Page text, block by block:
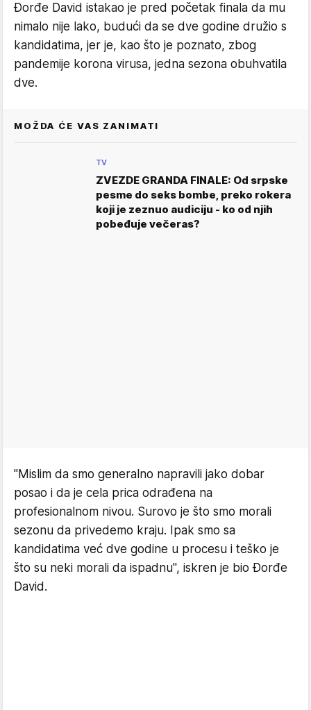
Đorđe David istakao je pred početak finala da mu
nimalo nije lako, budući da se dve godine družio s
kandidatima, jer je, kao što je poznato, zbog
pandemije korona virusa, jedna sezona obuhvatila
dve.
MOŽDA ĆE VAS ZANIMATI
TV
ZVEZDE GRANDA FINALE: Od srpske
pesme do seks bombe, preko rokera
koji je zeznuo audiciju - ko od njih
pobeđuje večeras?
"Mislim da smo generalno napravili jako dobar
posao i da je cela prica odrađena na
profesionalnom nivou. Surovo je što smo morali
sezonu da privedemo kraju. Ipak smo sa
kandidatima već dve godine u procesu i teško je
što su neki morali da ispadnu", iskren je bio Đorđe
David.